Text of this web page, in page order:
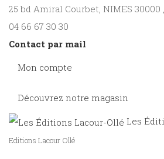
25 bd Amiral Courbet, NIMES 30000 ,
04 66 67 30 30
Contact par mail
Mon compte
Découvrez notre magasin
Les
Editions Lacour Ollé